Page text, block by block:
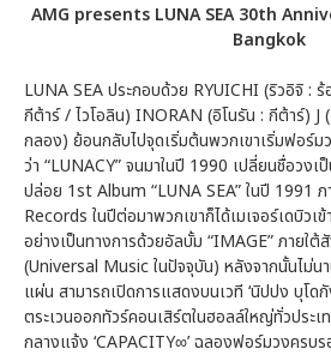
AMG presents LUNA SEA 30th
Bangkok
LUNA SEA ประกอบด้วย RYUICHI (ริวอิจิ :
กีต้าร์ / ไวโอลิน) INORAN (อิโนรัน : กีต้าร์) J
กลอง) ย้อนกลับไปจุดเริ่มต้นพวกเขาเริ่มฟอร์
ว่า “LUNACY” จนมาในปี 1990 เปลี่ยนชื่อวงเ
ปล่อย 1st Album “LUNA SEA” ในปี 1991
Records ในปีต่อมาพวกเขาก็ได้เมเจอร์เดบิว
อย่างเป็นทางการด้วยอัลบั้ม “IMAGE” ภายใ
(Universal Music ในปัจจุบัน) หลังจากนั้นไม่น
แผ่น สามารถเปิดการแสดงบนเวที ‘นิปปง บุโดกั
ตระเวนออกทัวร์คอนเสิร์ตในฮอลล์ใหญ่ทั่วประ
กลางแจ้ง ‘CAPACITY∞’ ฉลองฟอร์มวงครบ